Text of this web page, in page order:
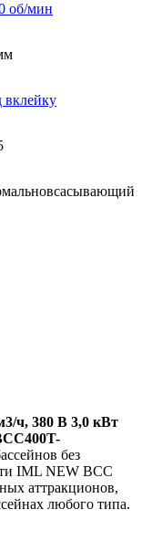
об/мин
вклейку
ч, 380 В 3,0 кВт
без
IML NEW BCC
аттракционов,
любого типа.